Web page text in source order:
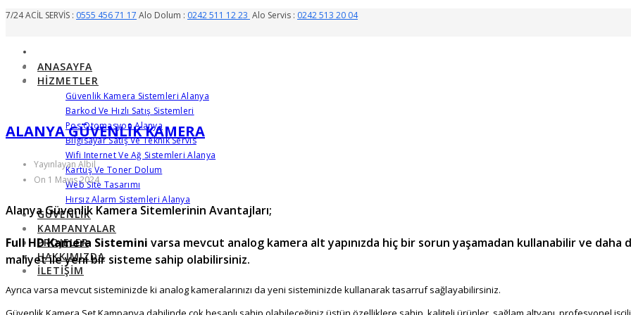
7/24 ACİL SERVİS : 0555 456 71 17 Alo Dolum : 0242 511 12 23 Alo Servis : 0242 513 20 04
ANASAYFA
HIZMETLER
Güvenlik Kamera Sistemleri Alanya
Barkod Ve Hızlı Satış Sistemleri
Pos Otomasyon Alanya
Bilgisayar Satış Ve Teknik Servis
Wifi Internet Ve Ağ Sistemleri Alanya
Kartuş Ve Toner Dolum
Web Site Tasarımı
Hırsız Alarm Sistemleri Alanya
GÜVENLIK
KAMPANYALAR
PROJELER
HAKKIMIZDA
İLETIŞIM
ALANYA GÜVENLIK KAMERA
Yayınlayan Albil
On 1 Mayıs 2024
Alanya Güvenlik Kamera Sitemlerinin Avantajları;
Full HD Kamera Sistemini varsa mevcut analog kamera alt yapınızda hiç bir sorun yaşamadan kullanabilir ve daha
maliyet ile yeni bir sisteme sahip olabilirsiniz.
Ayrıca varsa mevcut sisteminizde ki analog kameralarınızı da yeni sisteminizde kullanarak tasarruf sağlayabilirsiniz.